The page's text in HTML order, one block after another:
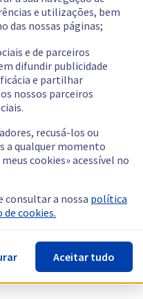
(3)
e utilizações, bem
das nossas páginas;
e de parceiros
difundir publicidade
e partilhar
nossos parceiros
recusá-los ou
a qualquer momento
cookies» acessível no
consultar a nossa política
cookies.
Aceitar tudo